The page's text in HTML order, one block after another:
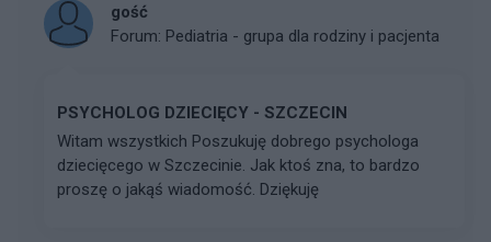
gość
Forum: Pediatria - grupa dla rodziny i pacjenta
PSYCHOLOG DZIECIĘCY - SZCZECIN
Witam wszystkich Poszukuję dobrego psychologa
dziecięcego w Szczecinie. Jak ktoś zna, to bardzo
proszę o jakąś wiadomość. Dziękuję